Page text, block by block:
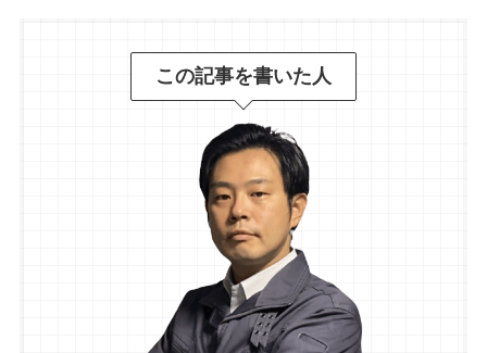
この記事を書いた人